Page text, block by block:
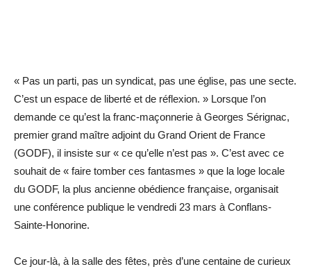
« Pas un parti, pas un syndicat, pas une église, pas une secte.
C’est un espace de liberté et de réflexion. » Lorsque l’on
demande ce qu’est la franc-maçonnerie à Georges Sérignac,
premier grand maître adjoint du Grand Orient de France
(GODF), il insiste sur « ce qu’elle n’est pas ». C’est avec ce
souhait de « faire tomber ces fantasmes » que la loge locale
du GODF, la plus ancienne obédience française, organisait
une conférence publique le vendredi 23 mars à Conflans-
Sainte-Honorine.
Ce jour-là, à la salle des fêtes, près d’une centaine de curieux